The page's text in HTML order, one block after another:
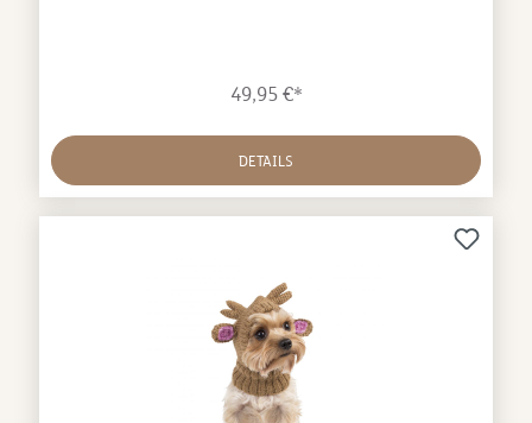
Lucho ist ein Italienisches Windspiel und trägt Größe
5% Wolle Bei Alqo Wasi wird textiles Kulturgut aus
Peru mit neuen globalen Trends kombiniert, um
einmalige Designs zu schaffen. Hierzu werden
verwendet. Jeder Pullover wird bei Alqo Wasi in Peru
von Hand gemacht. Alpakawolle ist eine der
luxuriösesten Wollen der Welt und ein wahres Juwel
zwischen all den synthetischen und rauen Fasern, die
uns heutzutage ständig umgeben. Weicher als
Cashmere und wärmer als Merinowolle ist
Alpakawolle trotzdem ein Leichtgewicht. Außerdem
49,95 €*
DETAILS